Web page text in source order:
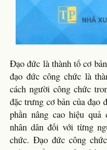
Đạo đức là thành tố cơ
đạo đức công chức là
cách người công chức
đặc trưng cơ bản của đạo
phần nâng cao hiệu
nhân dân đối với từng
chức. Đạo đức công